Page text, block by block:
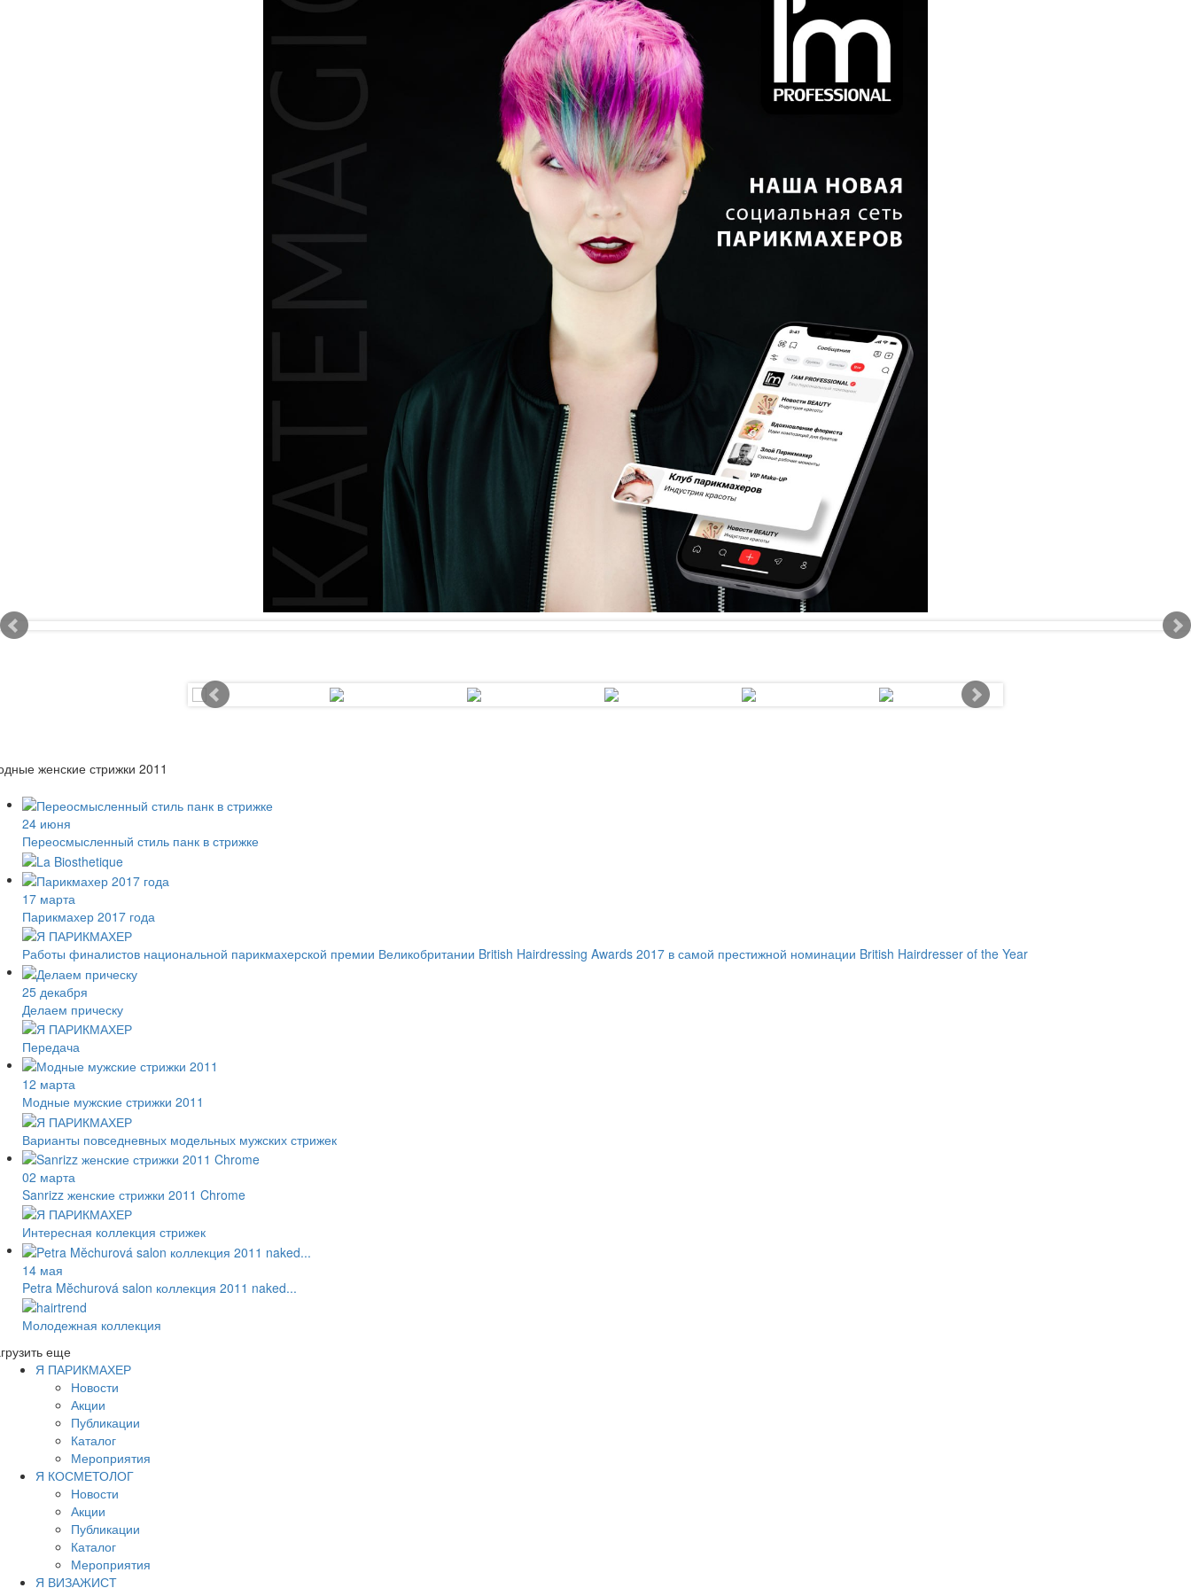
женские стрижки 2011
24 июня
Переосмысленный стиль панк в стрижке
17 марта
Парикмахер 2017 года
Работы финалистов национальной парикмахерской премии Великобритании British Hairdressing Awards 2017 в самой престижной номинации British Hairdresser of the Year
25 декабря
Делаем прическу
Передача
12 марта
Модные мужские стрижки 2011
Варианты повседневных модельных мужских стрижек
02 марта
Sanrizz женские стрижки 2011 Chrome
Интересная коллекция стрижек
14 мая
Petra Mĕchurová salon коллекция 2011 naked...
Молодежная коллекция
еще
Я ПАРИКМАХЕР
Новости
Акции
Публикации
Каталог
Мероприятия
Я КОСМЕТОЛОГ
Новости
Акции
Публикации
Каталог
Мероприятия
Я ВИЗАЖИСТ